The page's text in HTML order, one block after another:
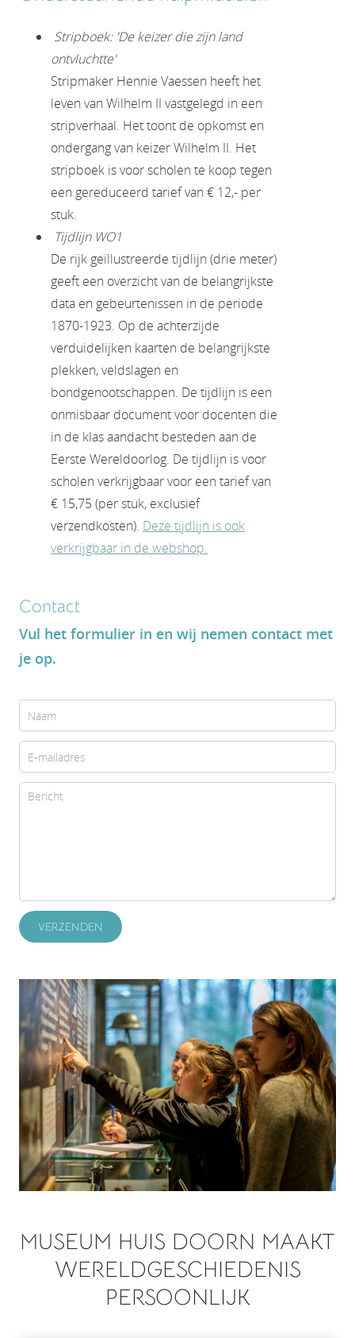
Stripboek: 'De keizer die zijn land
ontvluchtte'
Stripmaker Hennie Vaessen heeft het
leven van Wilhelm II vastgelegd in een
stripverhaal. Het toont de opkomst en
ondergang van keizer Wilhelm II. Het
stripboek is voor scholen te koop tegen
een gereduceerd tarief van € 12,- per
stuk.
Tijdlijn WO1
De rijk geïllustreerde tijdlijn (drie meter)
geeft een overzicht van de belangrijkste
data en gebeurtenissen in de periode
1870-1923. Op de achterzijde
verduidelijken kaarten de belangrijkste
plekken, veldslagen en
bondgenootschappen. De tijdlijn is een
onmisbaar document voor docenten die
in de klas aandacht besteden aan de
Eerste Wereldoorlog. De tijdlijn is voor
scholen verkrijgbaar voor een tarief van
€ 15,75 (per stuk, exclusief
verzendkosten). Deze tijdlijn is ook
verkrijgbaar in de webshop.
Contact
Vul het formulier in en wij nemen contact met
je op.
VERZENDEN
MUSEUM HUIS DOORN MAAKT
WERELDGESCHIEDENIS
PERSOONLIJK